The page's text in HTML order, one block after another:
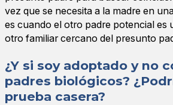
vez que se necesita a la madre en
es cuando el otro padre potencial es
otro familiar cercano del presunto
¿Y si soy adoptado y no
padres biológicos?
prueba casera?